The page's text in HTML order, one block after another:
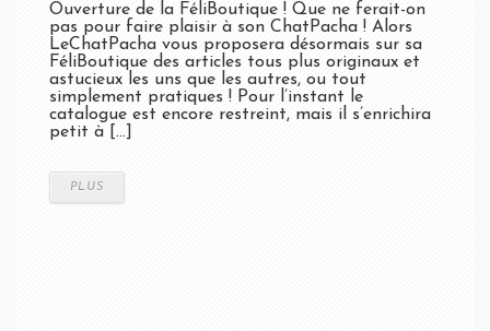
Ouverture de la FéliBoutique ! Que ne ferait-on
pas pour faire plaisir à son ChatPacha ! Alors
LeChatPacha vous proposera désormais sur sa
FéliBoutique des articles tous plus originaux et
astucieux les uns que les autres, ou tout
simplement pratiques ! Pour l’instant le
catalogue est encore restreint, mais il s’enrichira
petit à [...]
PLUS